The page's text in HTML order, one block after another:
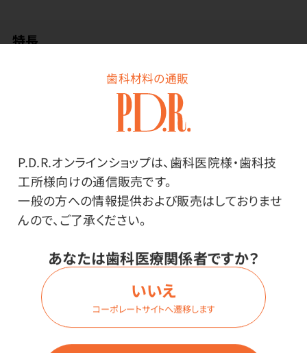
歯科材料の通販
P.D.R.オンラインショップは、歯科医院様・歯科技
工所様向けの通信販売です。
一般の方への情報提供および販売はしておりませ
んので、ご了承ください。
あなたは歯科医療関係者ですか？
いいえ
コーポレートサイトへ遷移します
特長
日本酒を美味しく飲む秘訣は「温度」。適温を長時間キ
ープできる魔法瓶構造の徳利と猪口の酒器セット。家で
飲む酒がとびきりうまい。
創業から70年以上魔法瓶をつくり続けてきたピーコック
魔法瓶工業株式会社の酒器セット。
「ひとくち目の感動」を最後まで。
徳利は晩酌にちょうどいい300ml（1.5合強）。ステンレス
ープします。
日本酒を、目でも味わう。日本酒が美しく映える中空二
重構造のステンレス製猪口（2個）。
外側が熱くなりにくいので持ちやすい。
徳利と猪口共に食器洗浄機、食器乾燥機に対応。